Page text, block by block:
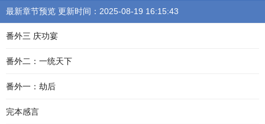
最新章节预览 更新时间：2025-08-19 16:15:43
番外三 庆功宴
番外二：一统天下
番外一：劫后
完本感言